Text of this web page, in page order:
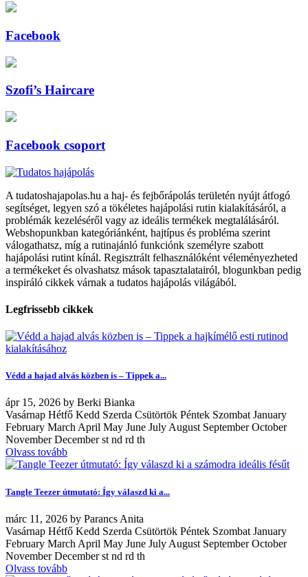
Facebook
Szofi’s Haircare
Facebook csoport
A tudatoshajapolas.hu a haj- és fejbőrápolás területén nyújt átfogó
segítséget, legyen szó a tökéletes hajápolási rutin kialakításáról, a
problémák kezeléséről vagy az ideális termékek megtalálásáról.
Webshopunkban kategóriánként, hajtípus és probléma szerint
válogathatsz, míg a rutinajánló funkciónk személyre szabott
hajápolási rutint kínál. Regisztrált felhasználóként véleményezheted
a termékeket és olvashatsz mások tapasztalatairól, blogunkban pedig
inspiráló cikkek várnak a tudatos hajápolás világából.
Legfrissebb cikkek
Védd a hajad alvás közben is – Tippek a...
ápr 15, 2026 by Berki Bianka
Vasárnap Hétfő Kedd Szerda Csütörtök Péntek Szombat January
February March April May June July August September October
November December st nd rd th
Olvass tovább
Tangle Teezer útmutató: Így válaszd ki a...
márc 11, 2026 by Parancs Anita
Vasárnap Hétfő Kedd Szerda Csütörtök Péntek Szombat January
February March April May June July August September October
November December st nd rd th
Olvass tovább